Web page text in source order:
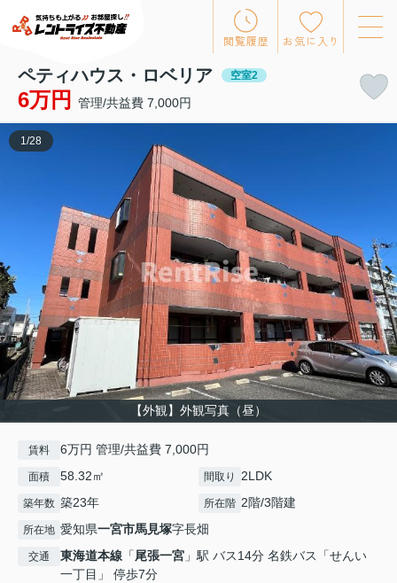
閲覧履歴 お気に入り
ペティハウス・ロベリア 空室2
6万円 管理/共益費 7,000円
【外観】外観写真（昼）
1 /28
賃料 6万円 管理/共益費 7,000円
面積 58.32㎡ 間取り 2LDK
築年数 築23年 所在階 2階/3階建
所在地 愛知県一宮市馬見塚字長畑
交通 東海道本線 「尾張一宮 」駅 バス14分 名鉄バス「せんい
一丁目」 停歩7分